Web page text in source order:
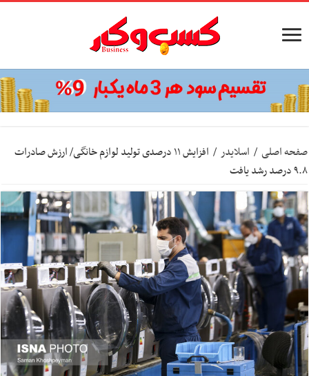
صفحه اصلی / اسلایدر /
افزایش ۱۱ درصدی تولید لوازم خانگی/ ارزش صادرات
۹.۸ درصد رشد یافت